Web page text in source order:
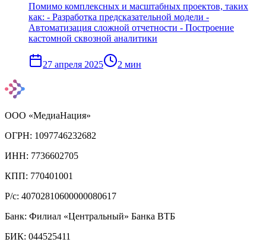
Помимо комплексных и масштабных проектов, таких
как: - Разработка предсказательной модели -
Автоматизация сложной отчетности - Построение
кастомной сквозной аналитики
27 апреля 2025 2 мин
ООО «МедиаНация»
ОГРН: 1097746232682
ИНН: 7736602705
КПП: 770401001
Р/с: 40702810600000080617
Банк: Филиал «Центральный» Банка ВТБ
БИК: 044525411